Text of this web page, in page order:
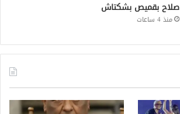
صلاح بقميص بشكتاش
منذ 4 ساعات